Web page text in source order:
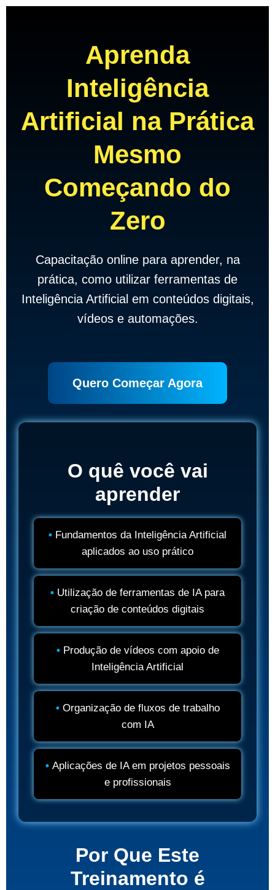
Aprenda
Inteligência
Artificial na Prática
Mesmo
Começando do
Zero
Capacitação online para aprender, na
prática, como utilizar ferramentas de
Inteligência Artificial em conteúdos digitais,
vídeos e automações.
Quero Começar Agora
O quê você vai
aprender
Fundamentos da Inteligência Artificial
aplicados ao uso prático
Utilização de ferramentas de IA para
criação de conteúdos digitais
Produção de vídeos com apoio de
Inteligência Artificial
Organização de fluxos de trabalho
com IA
Aplicações de IA em projetos pessoais
e profissionais
Por Que Este
Treinamento é